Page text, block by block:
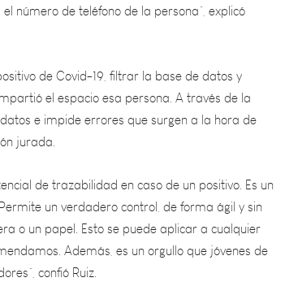
de Covid-19, filtrar la base de datos y
el espacio esa persona. A través de la
e impide errores que surgen a la hora de
jurada.
trazabilidad en caso de un positivo. Es un
un verdadero control, de forma ágil y sin
un papel. Esto se puede aplicar a cualquier
Además, es un orgullo que jóvenes de
confió Ruiz.